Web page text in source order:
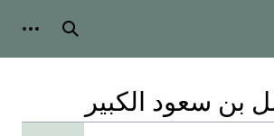
بحث
سعود الكبير